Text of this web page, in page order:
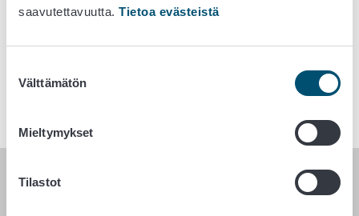
saavutettavuutta. Tietoa evästeistä
valinta
Välttämätön
Mieltymykset
Tilastot
050 560 9982
RUOKAVIRASTO